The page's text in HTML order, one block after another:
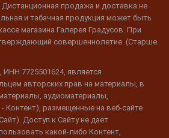
Дистанционная продажа и доставка не
и табачная продукция может быть
магазина Галерея Градусов. При
совершеннолетие. (Старше
7725501624, является
авторских прав на материалы, в
аудиоматериалы,
Контент), размещенные на веб-сайте
Доступ к Сайту не дает
какой-либо Контент,